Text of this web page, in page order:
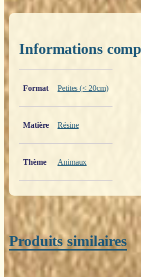
Informations
Format
Petites (< 20cm)
Matière Résine
Thème Animaux
Produits similaires